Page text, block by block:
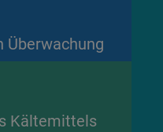
Überwachung
Kältemittels